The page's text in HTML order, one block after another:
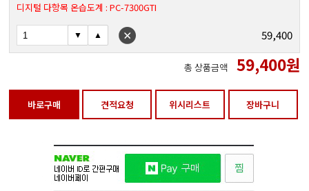
미경/확대경
도계/물리/물성측정기
디지털 다항목 온습도계 : PC-7300GTI
59,400
총 상품금액 59,400원
바로구매 견적요청 위시리스트 장바구니